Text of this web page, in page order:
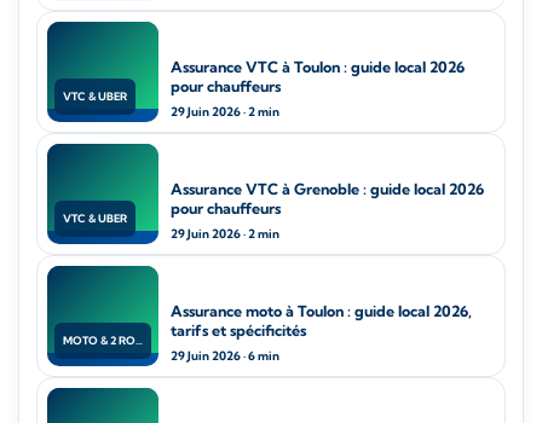
VTC & UBER
Assurance VTC à Toulon : guide local 2026
pour chauffeurs
29 Juin 2026 · 2 min
VTC & UBER
Assurance VTC à Grenoble : guide local 2026
pour chauffeurs
29 Juin 2026 · 2 min
Assurance moto à Toulon : guide local 2026,
tarifs et spécificités
29 Juin 2026 · 6 min